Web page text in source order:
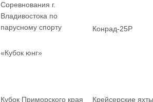
Соревнования г.
Владивостока по
парусному спорту
«Кубок юнг»
Конрад-25Р
Кубок Приморского края Крейсерские яхты